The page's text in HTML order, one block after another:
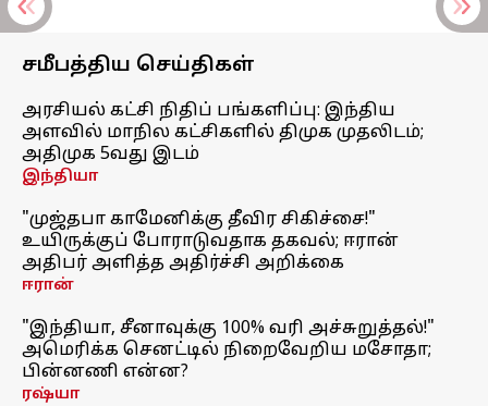
சமீபத்திய செய்திகள்
அரசியல் கட்சி நிதிப் பங்களிப்பு: இந்திய
அளவில் மாநில கட்சிகளில் திமுக முதலிடம்;
அதிமுக 5வது இடம்
இந்தியா
"முஜ்தபா காமேனிக்கு தீவிர சிகிச்சை!"
உயிருக்குப் போராடுவதாக தகவல்; ஈரான்
அதிபர் அளித்த அதிர்ச்சி அறிக்கை
ஈரான்
"இந்தியா, சீனாவுக்கு 100% வரி அச்சுறுத்தல்!"
அமெரிக்க செனட்டில் நிறைவேறிய மசோதா;
பின்னணி என்ன?
ரஷ்யா